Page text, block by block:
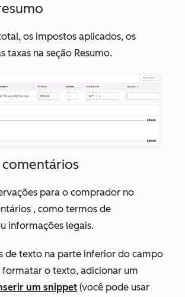
os impostos aplicados, os
taxas na seção Resumo.
para o comprador no
, como termos de
informações legais.
de texto na parte inferior do campo
o texto, adicionar um
um snippet (você pode usar